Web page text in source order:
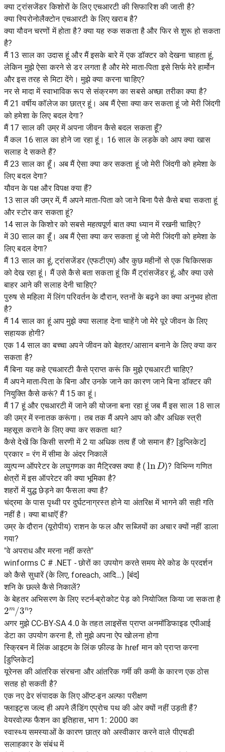
क्या ट्रांसजेंडर किशोरों के लिए एचआरटी की सिफारिश की जाती है?
क्या स्पिरोनोलैक्टोन एचआरटी के लिए खराब है?
क्या यौवन चरणों में होता है? क्या यह रुक सकता है और फिर से शुरू हो सकता
है?
मैं 13 साल का उदास हूं और मैं इसके बारे में एक डॉक्टर को देखना चाहता हूं,
लेकिन मुझे ऐसा करने से डर लगता है और मेरे माता-पिता इसे सिर्फ मेरे हार्मोन
और इस तरह से मिटा देंगे। मुझे क्या करना चाहिए?
नर से मादा में स्वाभाविक रूप से संक्रमण का सबसे अच्छा तरीका क्या है?
मैं 21 वर्षीय कॉलेज का छात्र हूं। अब मैं ऐसा क्या कर सकता हूं जो मेरी जिंदगी
को हमेशा के लिए बदल देगा?
मैं 17 साल की उम्र में अपना जीवन कैसे बदल सकता हूँ?
मैं कल 16 साल का होने जा रहा हूं। 16 साल के लड़के को आप क्या खास
सलाह दे सकते हैं?
मैं 23 साल का हूँ। अब मैं ऐसा क्या कर सकता हूं जो मेरी जिंदगी को हमेशा के
लिए बदल देगा?
यौवन के पक्ष और विपक्ष क्या हैं?
13 साल की उम्र में, मैं अपने माता-पिता को जाने बिना पैसे कैसे बचा सकता हूं
और स्टोर कर सकता हूं?
14 साल के किशोर को सबसे महत्वपूर्ण बात क्या ध्यान में रखनी चाहिए?
में 30 साल का हूँ। अब मैं ऐसा क्या कर सकता हूं जो मेरी जिंदगी को हमेशा के
लिए बदल देगा?
मैं 13 साल का हूं, ट्रांसजेंडर (एफटीएम) और कुछ महीनों से एक चिकित्सक
को देख रहा हूं। मैं उसे कैसे बता सकता हूं कि मैं ट्रांसजेंडर हूं, और क्या उसे
बाहर आने की सलाह देनी चाहिए?
पुरुष से महिला में लिंग परिवर्तन के दौरान, स्तनों के बढ़ने का क्या अनुभव होता
है?
मैं 14 साल का हूं आप मुझे क्या सलाह देना चाहेंगे जो मेरे पूरे जीवन के लिए
सहायक होगी?
एक 14 साल का बच्चा अपने जीवन को बेहतर/आसान बनाने के लिए क्या कर
सकता है?
मैं बिना यह कहे एचआरटी कैसे प्राप्त करूं कि मुझे एचआरटी चाहिए?
मैं अपने माता-पिता के बिना और उनके जाने का कारण जाने बिना डॉक्टर की
नियुक्ति कैसे करूं? मैं 15 का हूं।
मैं 17 हूं और एचआरटी में जाने की योजना बना रहा हूं जब मैं इस साल 18 साल
की उम्र में स्नातक करूंगा। तब तक मैं अपने आप को और अधिक स्त्री
महसूस कराने के लिए क्या कर सकता था?
कैसे देखें कि किसी सरणी में 2 या अधिक तत्व हैं जो समान हैं? [डुप्लिकेट]
प्रकार = रंग में सीमा के अंदर निकालें
व्युत्पन्न ऑपरेटर के लघुगणक का मैट्रिक्स क्या है (
ln D
)? विभिन्न गणित
क्षेत्रों में इस ऑपरेटर की क्या भूमिका है?
शहरों में युद्ध छेड़ने का फैसला क्या है?
चंद्रमा के पास पृथ्वी पर दुर्घटनाग्रस्त होने या अंतरिक्ष में भागने की सही गति
नहीं है। क्या बाधाऎं हैं?
उम्र के दौरान (यूरोपीय) राशन के फल और सब्जियों का अचार क्यों नहीं डाला
गया?
"वे अपराध और मरना नहीं करते"
winforms C # .NET - छोरों का उपयोग करते समय मेरे कोड के प्रदर्शन
को कैसे सुधारें (के लिए, foreach, आदि…) [बंद]
शनि के छल्ले कैसे निकालें?
के बेहतर अभिसरण के लिए स्टर्न-ब्रोकोट पेड़ को नियोजित किया जा सकता है
2m/3n
?
अगर मुझे CC-BY-SA 4.0 के तहत लाइसेंस प्राप्त अनमॉडिफाइड एपीआई
डेटा का उपयोग करना है, तो मुझे अपना ऐप खोलना होगा
स्क्रिबन में लिंक आइटम के लिंक फ़ील्ड के href मान को प्राप्त करना
[डुप्लिकेट]
यूरेनस की आंतरिक संरचना और आंतरिक गर्मी की कमी के कारण एक ठोस
सतह हो सकती है?
एक नए ढेर संपादक के लिए ऑप्ट-इन अल्फा परीक्षण
फ्लाइट्स जल्द ही अपने लैंडिंग एप्रोच पथ की ओर क्यों नहीं उड़ती हैं?
वेयरवोल्फ फैशन का इतिहास, भाग 1: 2000 का
स्वास्थ्य समस्याओं के कारण छात्र को अस्वीकार करने वाले पीएचडी
सलाहकार के संबंध में